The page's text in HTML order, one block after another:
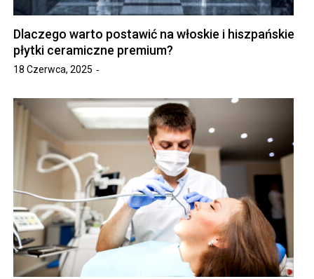
Dlaczego warto postawić na włoskie i hiszpańskie
płytki ceramiczne premium?
18 Czerwca, 2025